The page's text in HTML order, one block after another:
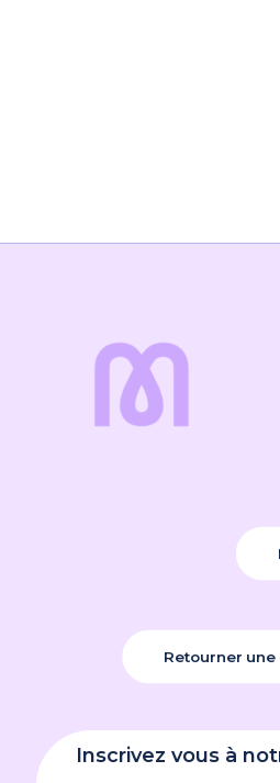
Retourner
Inscrivez vous à